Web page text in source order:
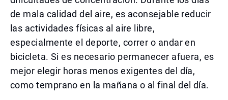
de mala calidad del aire, es aconsejable reducir
las actividades físicas al aire libre,
especialmente el deporte, correr o andar en
bicicleta. Si es necesario permanecer afuera, es
mejor elegir horas menos exigentes del día,
como temprano en la mañana o al final del día.